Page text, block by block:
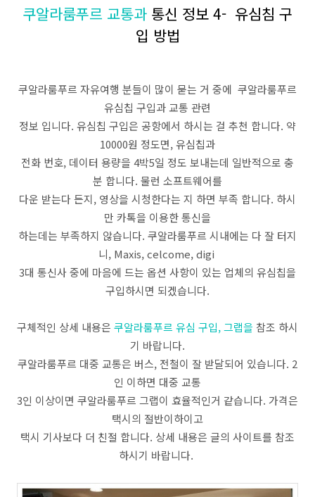
쿠알라룸푸르 교통과 통신 정보 4- 유심침 구
입 방법
쿠알라룸푸르 자유여행 분들이 많이 묻는 거 중에 쿠알라룸푸르
유심칩 구입과 교통 관련
정보 입니다. 유심칩 구입은 공항에서 하시는 걸 추천 합니다. 약
10000원 정도면, 유심칩과
전화 번호, 데이터 용량을 4박5일 정도 보내는데 일반적으로 충
분 합니다. 물런 소프트웨어를
다운 받는다 든지, 영상을 시청한다는 지 하면 부족 합니다. 하시
만 카톡을 이용한 통신을
하는데는 부족하지 않습니다. 쿠알라룸푸르 시내에는 다 잘 터지
니, Maxis, celcome, digi
3대 통신사 중에 마음에 드는 옵션 사항이 있는 업체의 유심칩을
구입하시면 되겠습니다.
구체적인 상세 내용은 쿠알라룸푸르 유심 구입, 그랩을 참조 하시
기 바랍니다.
쿠알라룸푸르 대중 교통은 버스, 전철이 잘 받달되어 있습니다. 2
인 이하면 대중 교통
3인 이상이면 쿠알라룸푸르 그랩이 효율적인거 같습니다. 가격은
택시의 절반이하이고
택시 기사보다 더 친절 합니다. 상세 내용은 글의 사이트를 참조
하시기 바랍니다.